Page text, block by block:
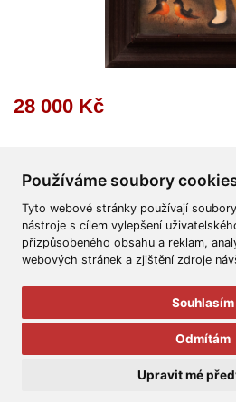
Používáme soubory
Tyto webové stránky používají
nástroje s cílem vylepšení
přizpůsobeného obsahu a reklam,
webových stránek a zjištění zdroje
Souhlasím
Odmítám
Upravit mé
28 000 Kč
Všeobecné obchodní podmínky
Aukční
Všechna práva